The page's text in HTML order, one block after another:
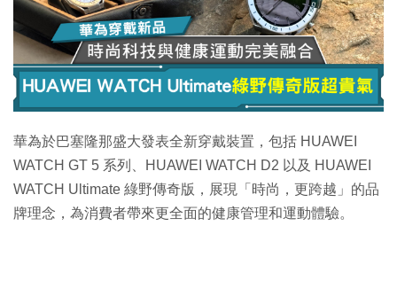
華為於巴塞隆那盛大發表全新穿戴裝置，包括 HUAWEI
WATCH GT 5 系列、HUAWEI WATCH D2 以及 HUAWEI
WATCH Ultimate 綠野傳奇版，展現「時尚，更跨越」的品
牌理念，為消費者帶來更全面的健康管理和運動體驗。